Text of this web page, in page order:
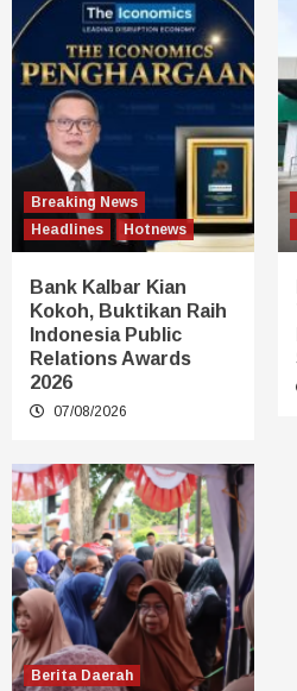
Breaking News
Headlines
Hotnews
Bank Kalbar Kian
Kokoh, Buktikan Raih
Indonesia Public
Relations Awards
2026
07/08/2026
Berita Daerah